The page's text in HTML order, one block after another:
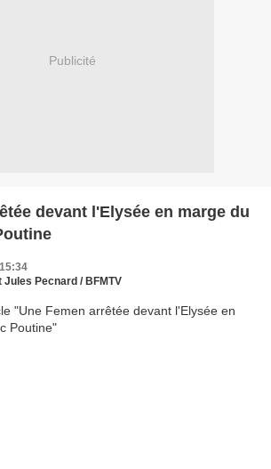
Publicité
devant l'Elysée en marge du
Jules Pecnard / BFMTV